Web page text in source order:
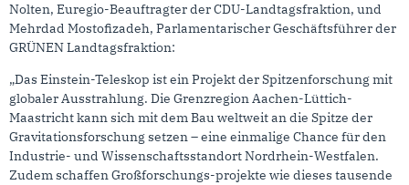
Nolten, Euregio-Beauftragter der CDU-Landtagsfraktion, und
Mehrdad Mostofizadeh, Parlamentarischer Geschäftsführer der
GRÜNEN Landtagsfraktion:
„Das Einstein-Teleskop ist ein Projekt der Spitzenforschung mit
globaler Ausstrahlung. Die Grenzregion Aachen-Lüttich-
Maastricht kann sich mit dem Bau weltweit an die Spitze der
Gravitationsforschung setzen – eine einmalige Chance für den
Industrie- und Wissenschaftsstandort Nordrhein-Westfalen.
Zudem schaffen Großforschungs-projekte wie dieses tausende